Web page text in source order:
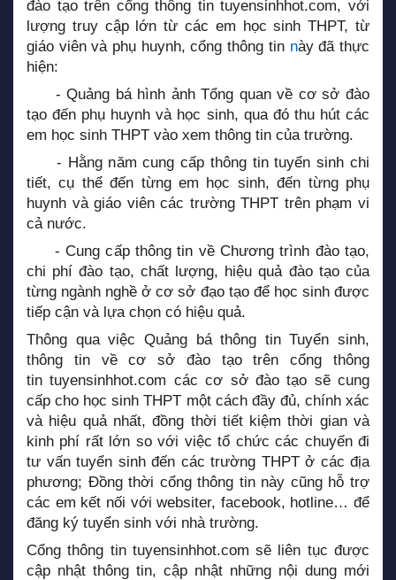
đào tạo trên cổng thông tintuyensinhhot.com, với
lượng truy cập lớn từ các em học sinh THPT, từ
giáo viên và phụ huynh, cổng thông tin này đã thực
hiện:
- Quảng bá hình ảnh Tổng quan về cơ sở đào
tạo đến phụ huynh và học sinh, qua đó thu hút các
em học sinh THPT vào xem thông tin của trường.
- Hằng năm cung cấp thông tin tuyển sinh chi
tiết, cụ thể đến từng em học sinh, đến từng phụ
huynh và giáo viên các trường THPT trên phạm vi
cả nước.
- Cung cấp thông tin về Chương trình đào tạo,
chi phí đào tạo, chất lượng, hiệu quả đào tạo của
từng ngành nghề ở cơ sở đạo tạo để học sinh được
tiếp cận và lựa chọn có hiệu quả.
Thông qua việc Quảng bá thông tin Tuyển sinh,
thông tin về cơ sở đào tạo trên cổng thông
tintuyensinhhot.com các cơ sở đào tạo sẽ cung
cấp cho học sinh THPT một cách đầy đủ, chính xác
và hiệu quả nhất, đồng thời tiết kiệm thời gian và
kinh phí rất lớn so với việc tổ chức các chuyến đi
tư vấn tuyển sinh đến các trường THPT ở các địa
phương; Đồng thời cổng thông tin này cũng hỗ trợ
các em kết nối với websiter, facebook, hotline… để
đăng ký tuyển sinh với nhà trường.
Cổng thông tin tuyensinhhot.com sẽ liên tục được
cập nhật thông tin, cập nhật những nội dung mới